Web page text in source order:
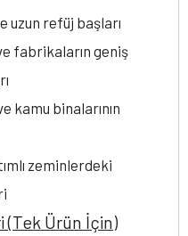
uzun refüj başları
fabrikaların geniş
kamu binalarının
zeminlerdeki
(Tek Ürün İçin)